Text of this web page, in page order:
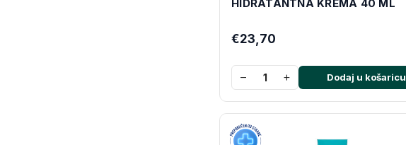
HIDRATANTNA KREMA 40 ML
€23,70
− + Dodaj u košaricu